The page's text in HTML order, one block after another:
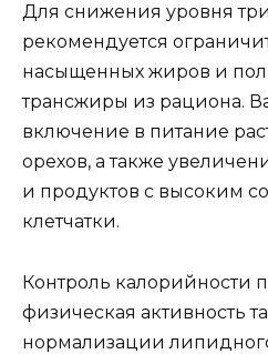
Для снижения уровня
рекомендуется
насыщенных жиров и
трансжиры из рациона.
включение в питание
орехов, а также
и продуктов с высоким
клетчатки.
Контроль калорийности
физическая активность
нормализации